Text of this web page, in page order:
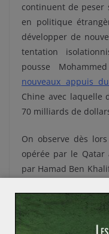
continuent de peser
en politique
développer de
tentation
pousse
nouveaux appuis
Chine avec laquelle
70 milliards de
On observe dès
opérée par le Qatar
par Hamad Ben
de conduire et de
sur le plan
ans plus tard de